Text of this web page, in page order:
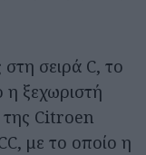
στη σειρά C, το
ξεχωριστή
της Citroen
με το οποίο η